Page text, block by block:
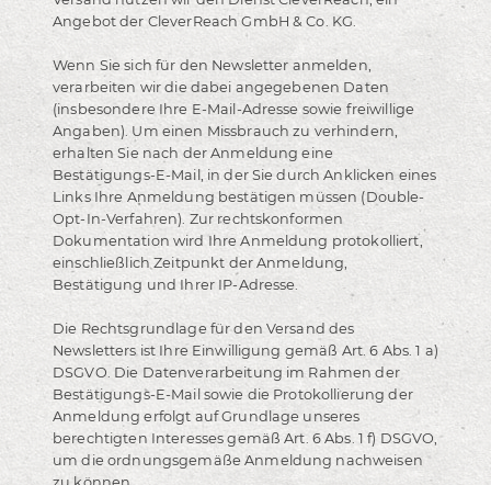
Angebot der CleverReach GmbH & Co. KG.
Wenn Sie sich für den Newsletter anmelden,
verarbeiten wir die dabei angegebenen Daten
(insbesondere Ihre E-Mail-Adresse sowie freiwillige
Angaben). Um einen Missbrauch zu verhindern,
erhalten Sie nach der Anmeldung eine
Bestätigungs-E-Mail, in der Sie durch Anklicken eines
Links Ihre Anmeldung bestätigen müssen (Double-
Opt-In-Verfahren). Zur rechtskonformen
Dokumentation wird Ihre Anmeldung protokolliert,
einschließlich Zeitpunkt der Anmeldung,
Bestätigung und Ihrer IP-Adresse.
Die Rechtsgrundlage für den Versand des
Newsletters ist Ihre Einwilligung gemäß Art. 6 Abs. 1 a)
DSGVO. Die Datenverarbeitung im Rahmen der
Bestätigungs-E-Mail sowie die Protokollierung der
Anmeldung erfolgt auf Grundlage unseres
berechtigten Interesses gemäß Art. 6 Abs. 1 f) DSGVO,
um die ordnungsgemäße Anmeldung nachweisen